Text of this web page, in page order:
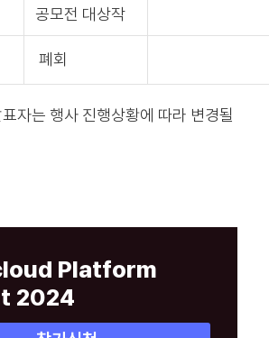
공모전 대상작
폐회
자는 행사 진행상황에 따라 변경될
Platform
2024